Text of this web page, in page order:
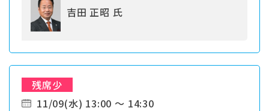
吉田 正昭 氏
残席少
11/09(水) 13:00 ～ 14:30